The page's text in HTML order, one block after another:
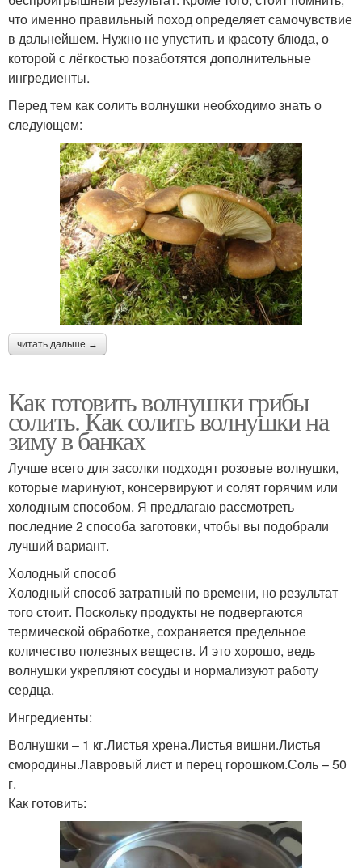
что именно правильный поход определяет самочувствие
в дальнейшем. Нужно не упустить и красоту блюда, о
которой с лёгкостью позаботятся дополнительные
ингредиенты.
Перед тем как солить волнушки необходимо знать о
следующем:
читать дальше →
Как готовить волнушки грибы
солить. Как солить волнушки на
зиму в банках
Лучше всего для засолки подходят розовые волнушки,
которые маринуют, консервируют и солят горячим или
холодным способом. Я предлагаю рассмотреть
последние 2 способа заготовки, чтобы вы подобрали
лучший вариант.
Холодный способ
Холодный способ затратный по времени, но результат
того стоит. Поскольку продукты не подвергаются
термической обработке, сохраняется предельное
количество полезных веществ. И это хорошо, ведь
волнушки укрепляют сосуды и нормализуют работу
сердца.
Ингредиенты:
Волнушки – 1 кг.Листья хрена.Листья вишни.Листья
смородины.Лавровый лист и перец горошком.Соль – 50
г.
Как готовить: